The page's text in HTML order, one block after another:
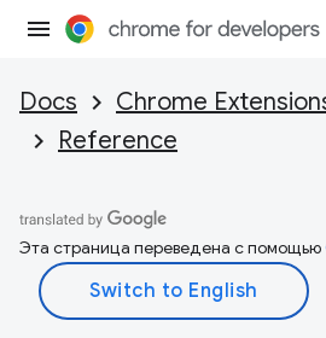
Docs Chrome
Reference
Эта страница переведена с помощью